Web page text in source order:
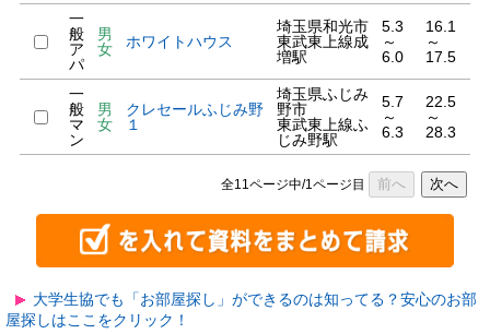
一
般
ア
パ
男
女
ホワイトハウス
埼玉県和光市
東武東上線成
増駅
5.3
～
6.0
16.1
～
17.5
一
般
マ
ン
男
女
クレセールふじみ野
１
埼玉県ふじみ
野市
東武東上線ふ
じみ野駅
5.7
～
6.3
22.5
～
28.3
全11ページ中/1ページ目 前へ 次へ
大学生協でも「お部屋探し」ができるのは知ってる？安心のお部
屋探しはここをクリック！